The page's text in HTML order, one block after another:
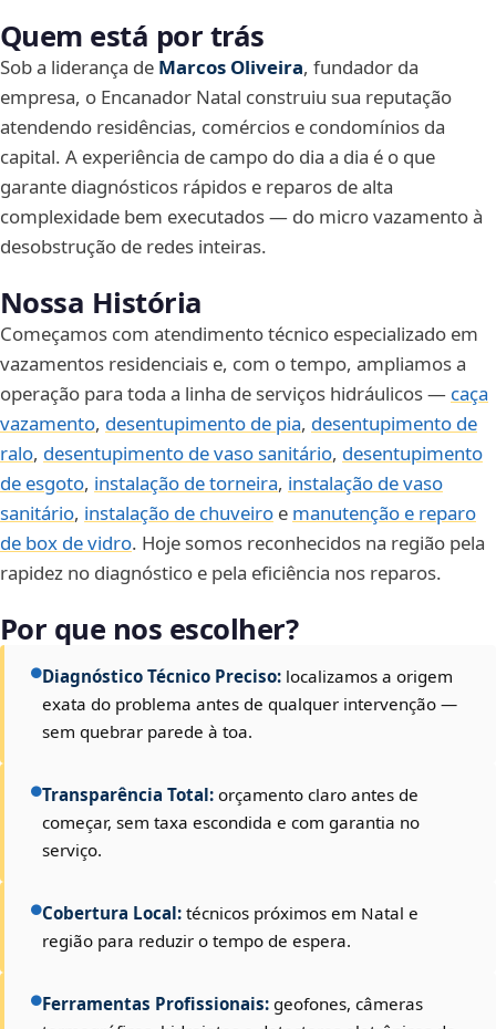
Quem está por trás
Sob a liderança de Marcos Oliveira, fundador da
empresa, o Encanador Natal construiu sua reputação
atendendo residências, comércios e condomínios da
capital. A experiência de campo do dia a dia é o que
garante diagnósticos rápidos e reparos de alta
complexidade bem executados — do micro vazamento à
desobstrução de redes inteiras.
Nossa História
Começamos com atendimento técnico especializado em
vazamentos residenciais e, com o tempo, ampliamos a
operação para toda a linha de serviços hidráulicos — caça
vazamento, desentupimento de pia, desentupimento de
ralo, desentupimento de vaso sanitário, desentupimento
de esgoto, instalação de torneira, instalação de vaso
sanitário, instalação de chuveiro e manutenção e reparo
de box de vidro. Hoje somos reconhecidos na região pela
rapidez no diagnóstico e pela eficiência nos reparos.
Por que nos escolher?
Diagnóstico Técnico Preciso: localizamos a origem
exata do problema antes de qualquer intervenção —
sem quebrar parede à toa.
Transparência Total: orçamento claro antes de
começar, sem taxa escondida e com garantia no
serviço.
Cobertura Local: técnicos próximos em Natal e
região para reduzir o tempo de espera.
Ferramentas Profissionais: geofones, câmeras